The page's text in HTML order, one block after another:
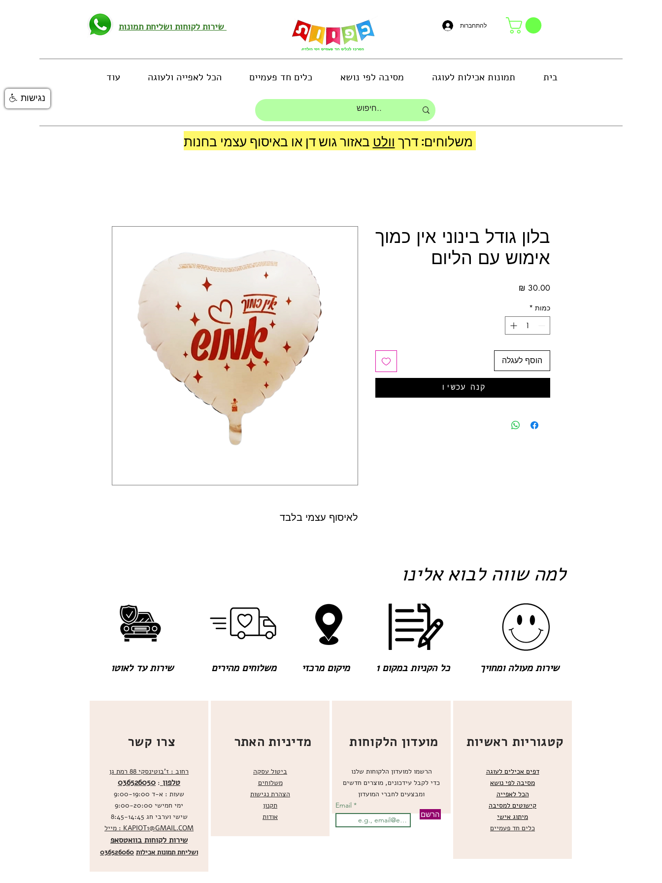
להתחברות
בית תמונות אכילות לעוגה מסיבה לפי נושא כלים חד פעמיים הכל לאפייה ולעוגה עוד
משלוחים: דרך וולט
לאיסוף עצמי בלבד
בלון גודל בינוני אין כמוך
אימוש עם הליום
כמות *
הוסף לעגלה
קנה עכשיו
שירות עד לאוטו משלוחים מהירים
למה שווה לבוא אלינו
מיקום מרכזי כל הקניות במקום 1 שירות מעולה ומחויך
צרו קשר
רחוב : ז'בוטינסקי 88 רמת גן
טלפון :
036526050
שעות : א-ד 9:00-19:00
ימי חמישי 9:00-20:00
שישי וערבי חג 8:45-14:45
מייל : KAPIOT1@GMAIL.COM
שירות לקוחות בוואטסאפ
ושליחת תמונות אכילות 036526060
מדיניות האתר
ביטול עסקה
משלוחים
הצהרת נגישות
תקנון
אודות
מועדון הלקוחות
הרשמו למועדון הלקוחות שלנו
כדי לקבל עידכונים, מוצרים חדשים
ומבצעים לחברי המועדון
קטגוריות ראשיות
דפים אכילים לעוגה
מסיבה לפי נושא
הכל לאפייה
קישוטים למסיבה
מיתוג אישי
כלים חד פעמיים
Email
הרשם
נגישות